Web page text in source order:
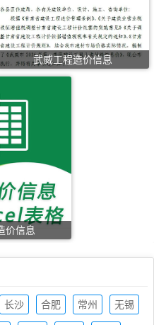
武威工程造价信息
价信息
长沙
合肥
常州
无锡